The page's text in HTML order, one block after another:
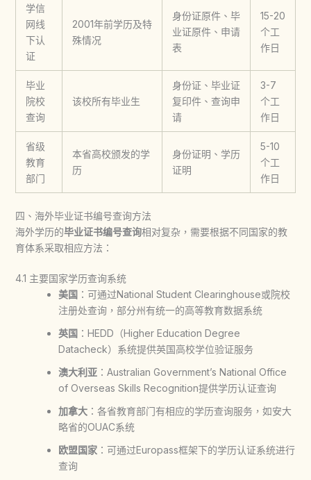
学信
网线
下认
证
2001年前学历及特
殊情况
身份证原件、毕
业证原件、申请
表
15-20
个工
作日
毕业
院校
查询
该校所有毕业生
身份证、毕业证
复印件、查询申
请
3-7
个工
作日
省级
教育
部门
本省高校颁发的学
历
身份证明、学历
证明
5-10
个工
作日
四、海外毕业证书编号查询方法
海外学历的毕业证书编号查询相对复杂，需要根据不同国家的教
育体系采取相应方法：
4.1 主要国家学历查询系统
美国 ：可通过National Student Clearinghouse或院校
注册处查询，部分州有统一的高等教育数据系统
英国 ：HEDD（Higher Education Degree
Datacheck）系统提供英国高校学位验证服务
澳大利亚：Australian Government’s National Office
of Overseas Skills Recognition提供学历认证查询
加拿大：各省教育部门有相应的学历查询服务，如安大
略省的OUAC系统
欧盟国家：可通过Europass框架下的学历认证系统进行
查询